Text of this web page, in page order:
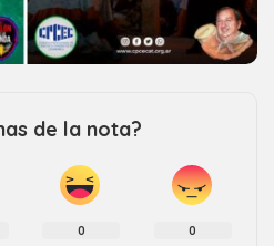
de la nota?
0 0